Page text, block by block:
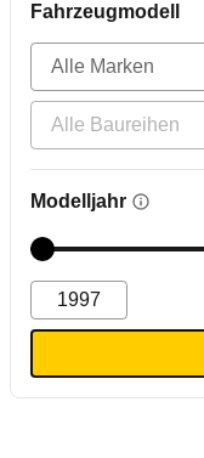
Fahrzeugmodell
Modelljahr